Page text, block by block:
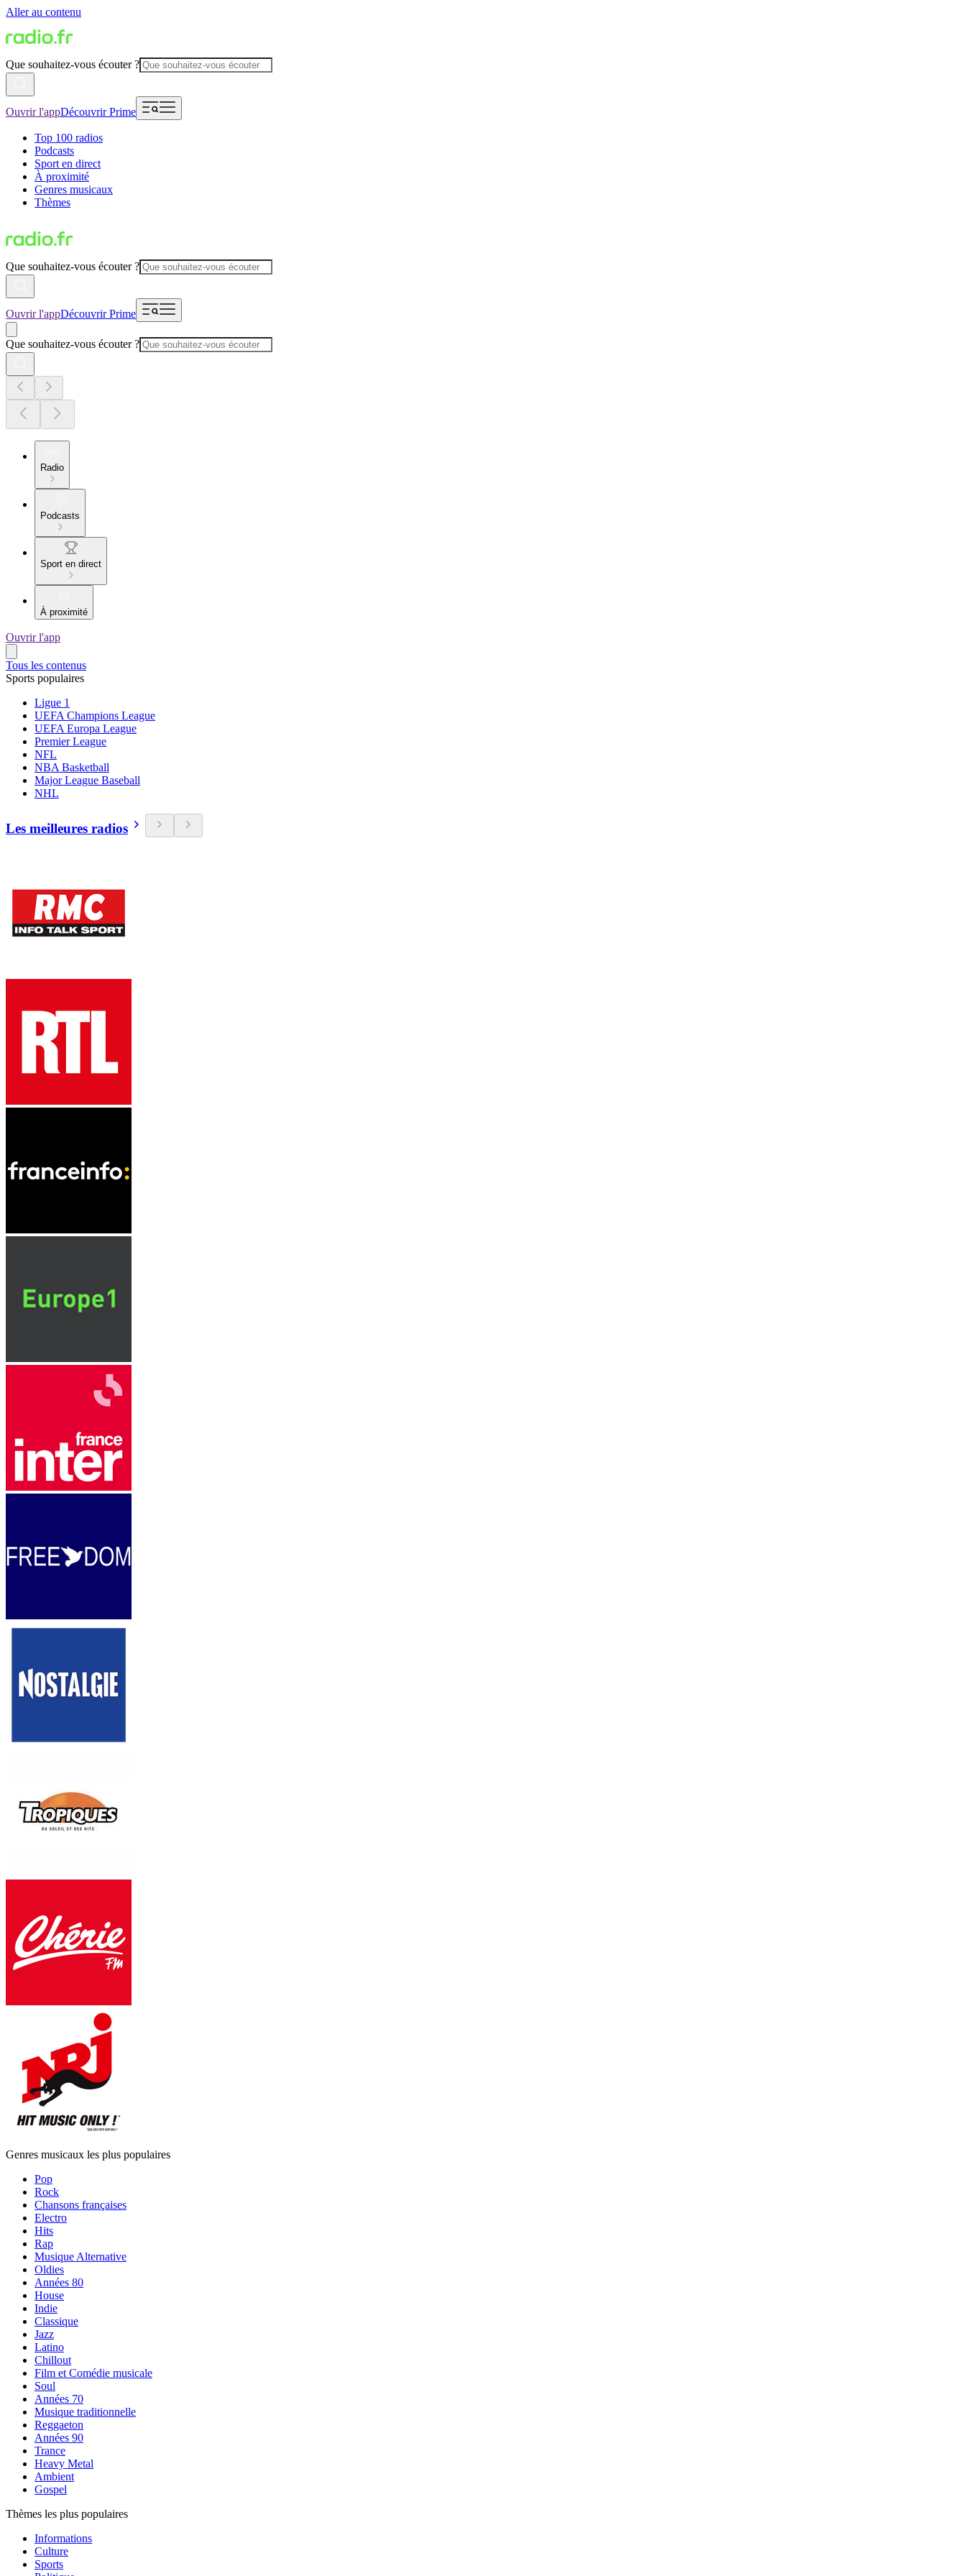
Aller au contenu
Que souhaitez-vous écouter ?
Ouvrir l'appDécouvrir Prime
Top 100 radios
Podcasts
Sport en direct
À proximité
Genres musicaux
Thèmes
Que souhaitez-vous écouter ?
Ouvrir l'appDécouvrir Prime
Que souhaitez-vous écouter ?
Radio
Podcasts
Sport en direct
À proximité
Ouvrir l'app
Tous les contenus
Sports populaires
Ligue 1
UEFA Champions League
UEFA Europa League
Premier League
NFL
NBA Basketball
Major League Baseball
NHL
Les meilleures radios
Genres musicaux les plus populaires
Pop
Rock
Chansons françaises
Electro
Hits
Rap
Musique Alternative
Oldies
Années 80
House
Indie
Classique
Jazz
Latino
Chillout
Film et Comédie musicale
Soul
Années 70
Musique traditionnelle
Reggaeton
Années 90
Trance
Heavy Metal
Ambient
Gospel
Thèmes les plus populaires
Informations
Culture
Sports